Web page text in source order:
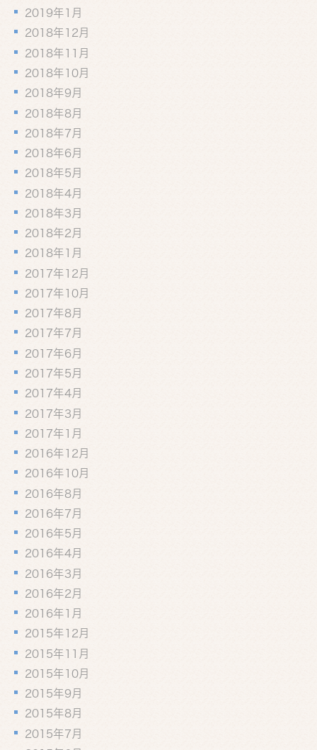
2019年1月
2018年12月
2018年11月
2018年10月
2018年9月
2018年8月
2018年7月
2018年6月
2018年5月
2018年4月
2018年3月
2018年2月
2018年1月
2017年12月
2017年10月
2017年8月
2017年7月
2017年6月
2017年5月
2017年4月
2017年3月
2017年1月
2016年12月
2016年10月
2016年8月
2016年7月
2016年5月
2016年4月
2016年3月
2016年2月
2016年1月
2015年12月
2015年11月
2015年10月
2015年9月
2015年8月
2015年7月